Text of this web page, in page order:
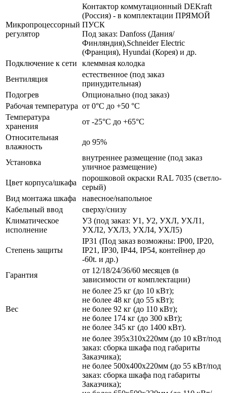
Микропроцессорный
регулятор
Контактор коммутационный DEKraft
(Россия) - в комплектации ПРЯМОЙ
ПУСК
Под заказ: Danfoss (Дания/
Финляндия),Schneider Electric
(Франция), Hyundai (Корея) и др.
Подключение к сети
клеммная колодка
Вентиляция
естественное (под заказ
принудительная)
Подогрев
Опционально (под заказ)
Рабочая температура от 0°C до +50 °C
Температура
хранения
от -25°C до +65°C
Относительная
влажность
до 95%
Установка
внутреннее размещение (под заказ
уличное размещение)
Цвет корпуса/шкафа
порошковой окраски RAL 7035 (светло-
серый)
Вид монтажа шкафа
навесное/напольное
Кабельный ввод
сверху/снизу
Климатическое
исполнение
У3 (под заказ: У1, У2, УХЛ, УХЛ1,
УХЛ2, УХЛ3, УХЛ4, УХЛ5)
Степень защиты
IP31 (Под заказ возможны: IP00, IP20,
IP21, IP30, IP44, IP54, контейнер до
-60t. и др.)
Гарантия
от 12/18/24/36/60 месяцев (в
зависимости от комплектации)
Вес
не более 25 кг (до 10 кВт);
не более 48 кг (до 55 кВт);
не более 92 кг (до 110 кВт);
не более 174 кг (до 300 кВт);
не более 345 кг (до 1400 кВт).
не более 395х310х220мм (до 10 кВт/под
заказ: сборка шкафа под габариты
Заказчика);
не более 500х400х220мм (до 55 кВт/под
заказ: сборка шкафа под габариты
Заказчика);